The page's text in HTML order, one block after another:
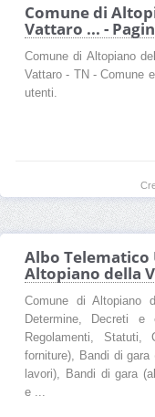
Comune di
Vattaro ... -
Comune di Altopiano
Vattaro - TN - Comune
utenti.
Albo Telematico
Altopiano della
Comune di Altopiano
Determine, Decreti e
Regolamenti,
forniture), Bandi di
lavori), Bandi di gara
e ...